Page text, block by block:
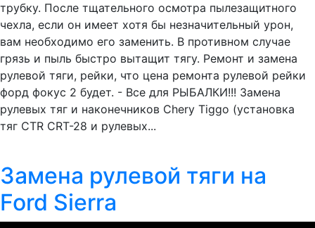
трубку. После тщательного осмотра пылезащитного
чехла, если он имеет хотя бы незначительный урон,
вам необходимо его заменить. В противном случае
грязь и пыль быстро вытащит тягу. Ремонт и замена
рулевой тяги, рейки, что цена ремонта рулевой рейки
форд фокус 2 будет. - Все для РЫБАЛКИ!!! Замена
рулевых тяг и наконечников Chery Tiggo (установка
тяг CTR CRT-28 и рулевых...
Замена рулевой тяги на
Ford Sierra